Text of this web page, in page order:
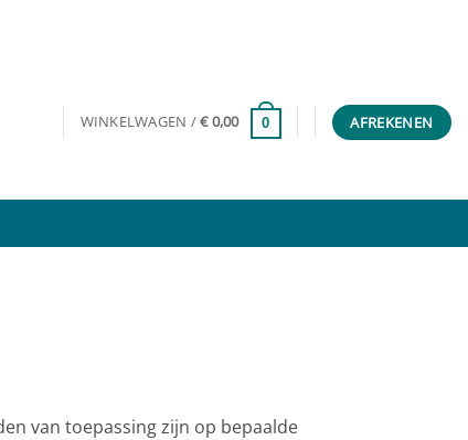
WINKELWAGEN /€0,00 0 AFREKENEN
van toepassing zijn op bepaalde